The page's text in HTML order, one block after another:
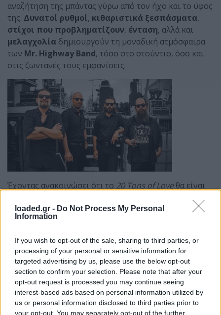
loaded.gr - Do Not Process My Personal
Information
If you wish to opt-out of the sale, sharing to third parties, or
processing of your personal or sensitive information for
targeted advertising by us, please use the below opt-out
section to confirm your selection. Please note that after your
opt-out request is processed you may continue seeing
interest-based ads based on personal information utilized by
us or personal information disclosed to third parties prior to
your opt-out. You may separately opt-out of the further
αναζήτηση της μπάντας γύρω από τον ήχο και το ύφος
της. Δυνατοί ρυθμοί, κιθαριστικά ξεσπάσματα,
στίχοι που προβληματίζουν, ένταση, αλλά και
μελαγχολία δημιουργούν τη μοναδική ατμόσφαιρα
των Mr. Highway Band, τόσο στο στούντιο, όσο και
στις ζωντανές τους εμφανίσεις.
Έχοντας ανακοινώσει ότι το 20 Tons of Loveθα είναι
το τελευταίο άλμπουμ τους όπως και τα live για την
προώθησή του μέχρι το φθινόπωρο του 2026, οιMr.
Highway Band
τους.
Η αρχή γίνεται τοΣάββατο 18 Οκτωβρίουστο
Πειραιώς Academy, σε ένα set που θα περιλαμβάνει
ολόκληρο το 20 Tons of Love , αλλά και μια
αναδρομή
στις καλύτερες στιγμέςτης δισκογραφίας τους.